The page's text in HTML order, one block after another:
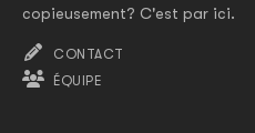
copieusement? C'est par ici.
CONTACT
ÉQUIPE